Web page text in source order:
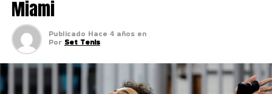
Miami
Publicado Hace 4 años en
Por Set Tenis